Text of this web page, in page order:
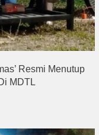
Resmi Menutup
MDTL